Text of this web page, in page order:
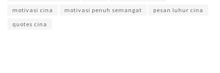
motivasi cina
motivasi penuh semangat
pesan luhur cina
quotes cina